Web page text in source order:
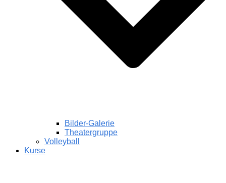
Bilder-Galerie
Theatergruppe
Volleyball
Kurse